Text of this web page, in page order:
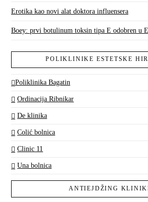
Erotika kao novi alat doktora influensera
Boey: prvi botulinum toksin tipa E odobren u
POLIKLINIKE ESTETSKE
Poliklinika Bagatin
Ordinacija Ribnikar
De klinika
Colić bolnica
Clinic 11
Una bolnica
ANTIEJDŽING